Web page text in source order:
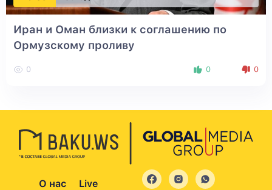
Иран и Оман близки к соглашению по
Ормузскому проливу
0 0 0
О нас Live